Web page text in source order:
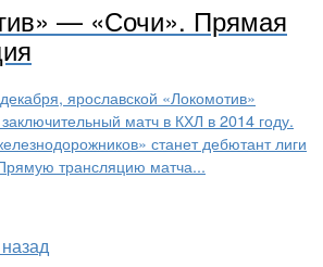
— «Сочи». Прямая
ярославской «Локомотив»
матч в КХЛ в 2014 году.
станет дебютант лиги
трансляцию матча...